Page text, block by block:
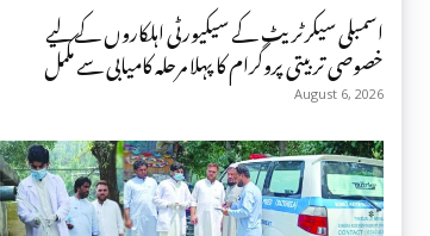
اسمبلی سیکرٹریٹ کے سیکیورٹی اہلکاروں کے لیے
خصوصی تربیتی پروگرام کا پہلا مرحلہ کامیابی سے مکمل
August 6, 2026